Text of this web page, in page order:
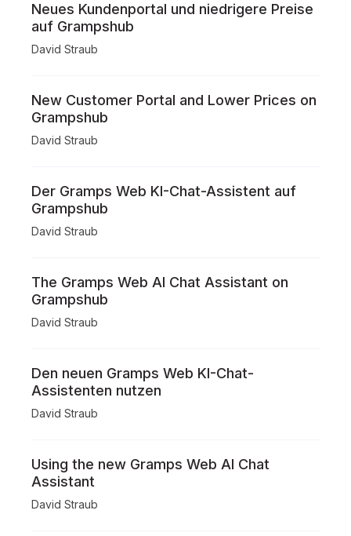
Neues Kundenportal und niedrigere Preise
auf Grampshub
David Straub
New Customer Portal and Lower Prices on
Grampshub
David Straub
Der Gramps Web KI-Chat-Assistent auf
Grampshub
David Straub
The Gramps Web AI Chat Assistant on
Grampshub
David Straub
Den neuen Gramps Web KI-Chat-
Assistenten nutzen
David Straub
Using the new Gramps Web AI Chat
Assistant
David Straub